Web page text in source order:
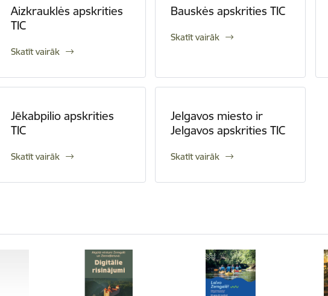
Aizkrauklės apskrities
TIC
Skatīt vairāk
Bauskės apskrities TIC
Skatīt vairāk
Jēkabpilio apskrities
TIC
Skatīt vairāk
Jelgavos miesto ir
Jelgavos apskrities TIC
Skatīt vairāk